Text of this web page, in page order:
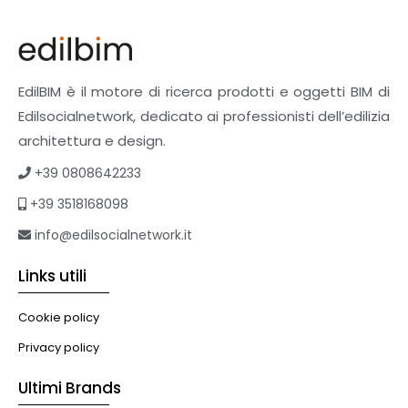
Pavimenti e rivestimenti
Pavimenti industriali
Sistemi giardini pensili
Supporti per esterni
Tetti verdi
eBook
Formazione professionale
Illuminazione
Murature
EdilBIM è il motore di ricerca prodotti e oggetti BIM di
Edilsocialnetwork, dedicato ai professionisti dell’edilizia
architettura e design.
+39 0808642233
+39 3518168098
info@edilsocialnetwork.it
Links utili
Cookie policy
Privacy policy
Ultimi Brands